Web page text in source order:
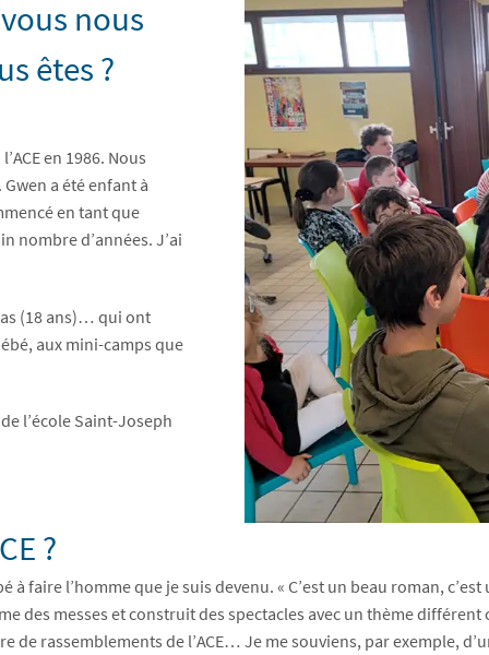
nous
êtes ?
en 1986. Nous
a été enfant à
en tant que
nombre d’années. J’ai
(18 ans)… qui ont
aux mini-camps que
l’école Saint-Joseph
?
à faire l’homme que je suis devenu. « C’est un beau roman,
des messes et construit des spectacles avec un thème
rassemblements de l’ACE… Je me souviens, par exemple,